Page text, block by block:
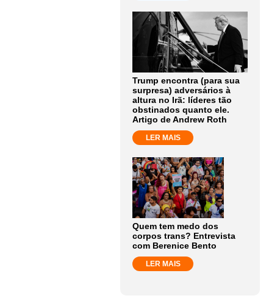
Trump encontra (para sua
surpresa) adversários à
altura no Irã: líderes tão
obstinados quanto ele.
Artigo de Andrew Roth
LER MAIS
Quem tem medo dos
corpos trans? Entrevista
com Berenice Bento
LER MAIS